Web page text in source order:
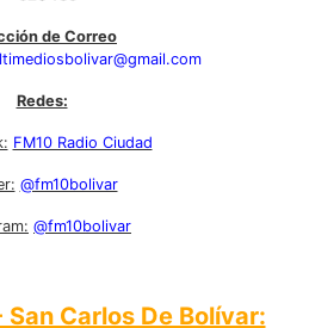
de Correo
Redes:
FM10 Radio Ciudad
@fm10bolivar
@fm10bolivar
San Carlos De Bolívar: